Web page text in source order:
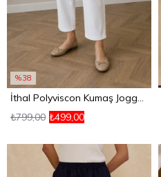
%38
İthal Polyviscon Kumaş Jogger Pantolon Beyaz
₺499,00
₺799,00